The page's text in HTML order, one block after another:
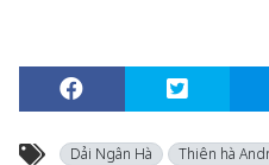
Dải Ngân Hà Thiên hà